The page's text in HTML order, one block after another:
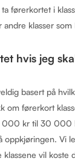
førerkortet i
klasser
hvis jeg
basert på
om førerkort
000 kr til 30 000
oppkjøringen. Vi
klassene vil koste